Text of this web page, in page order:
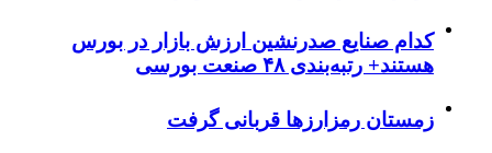
کدام صنایع صدرنشین‌ ارزش بازار در بورس
هستند+ رتبه‌بندی ۴۸ صنعت بورسی
زمستان رمزارزها قربانی گرفت